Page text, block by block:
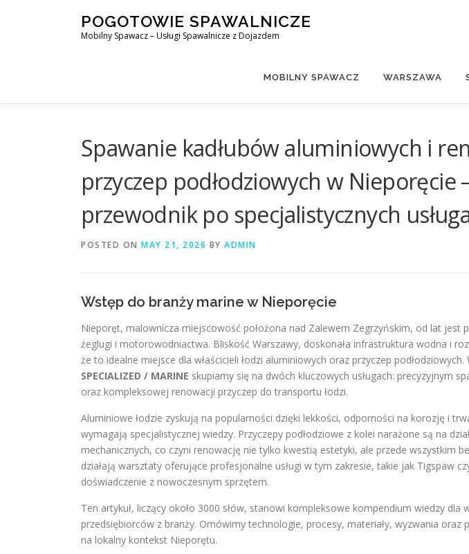
POGOTOWIE SPAWALNICZE
Mobilny Spawacz – Usługi Spawalnicze z Dojazdem
MOBILNY SPAWACZ WARSZAWA
Spawanie kadłubów aluminiowych i
przyczep podłodziowych w Nieporęcie
przewodnik po specjalistycznych
POSTED ON MAY 21, 2026 BY ADMIN
Wstęp do branży marine w Nieporęcie
Nieporęt, malownicza miejscowość położona nad Zalewem Zegrzyńskim, od lat jest
żeglugi i motorowodniactwa. Bliskość Warszawy, doskonała infrastruktura wodna i
że to idealne miejsce dla właścicieli łodzi aluminiowych oraz przyczep
SPECIALIZED / MARINE skupiamy się na dwóch kluczowych usługach: precyzyjnym
oraz kompleksowej renowacji przyczep do transportu łodzi.
Aluminiowe łodzie zyskują na popularności dzięki lekkości, odporności na korozję i
wymagają specjalistycznej wiedzy. Przyczepy podłodziowe z kolei narażone są na
mechanicznych, co czyni renowację nie tylko kwestią estetyki, ale przede wszystkim
działają warsztaty oferujące profesjonalne usługi w tym zakresie, takie jak Tigspaw
doświadczenie z nowoczesnym sprzętem.
Ten artykuł, liczący około 3000 słów, stanowi kompleksowe kompendium wiedzy dla
przedsiębiorców z branży. Omówimy technologie, procesy, materiały, wyzwania oraz
na lokalny kontekst Nieporętu.